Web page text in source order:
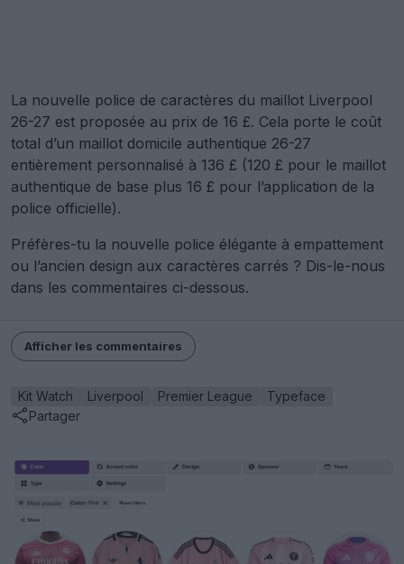
La nouvelle police de caractères du maillot Liverpool
26-27 est proposée au prix de 16 £. Cela porte le coût
total d’un maillot domicile authentique 26-27
entièrement personnalisé à 136 £ (120 £ pour le maillot
authentique de base plus 16 £ pour l’application de la
police officielle).
Préfères-tu la nouvelle police élégante à empattement
ou l’ancien design aux caractères carrés ? Dis-le-nous
dans les commentaires ci-dessous.
Afficher les commentaires
Kit Watch Liverpool Premier League
Typeface
Partager